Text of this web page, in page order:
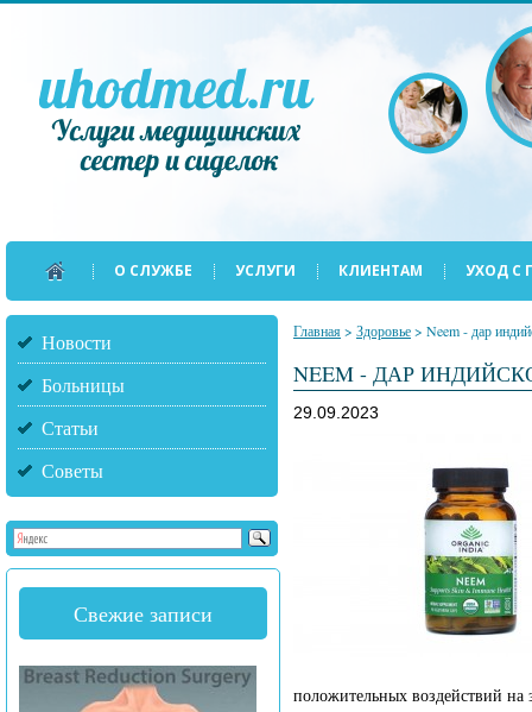
О СЛУЖБЕ УСЛУГИ КЛИЕНТАМ УХОД С
Новости
Больницы
Статьи
Советы
Свежие записи
Главная> Здоровье> Neem - дар
NEEM - ДАР
29.09.2023
положительных воздействий на